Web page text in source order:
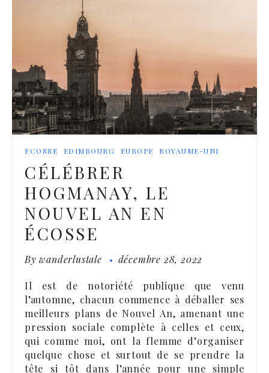
ECOSSE EDIMBOURG EUROPE ROYAUME-UNI
CÉLÉBRER
HOGMANAY, LE
NOUVEL AN EN
ÉCOSSE
Bywanderlustale décembre 28, 2022
Il est de notoriété publique que venu
l’automne, chacun commence à déballer ses
meilleurs plans de Nouvel An, amenant une
pression sociale complète à celles et ceux,
qui comme moi, ont la flemme d’organiser
quelque chose et surtout de se prendre la
tête si tôt dans l’année pour une simple